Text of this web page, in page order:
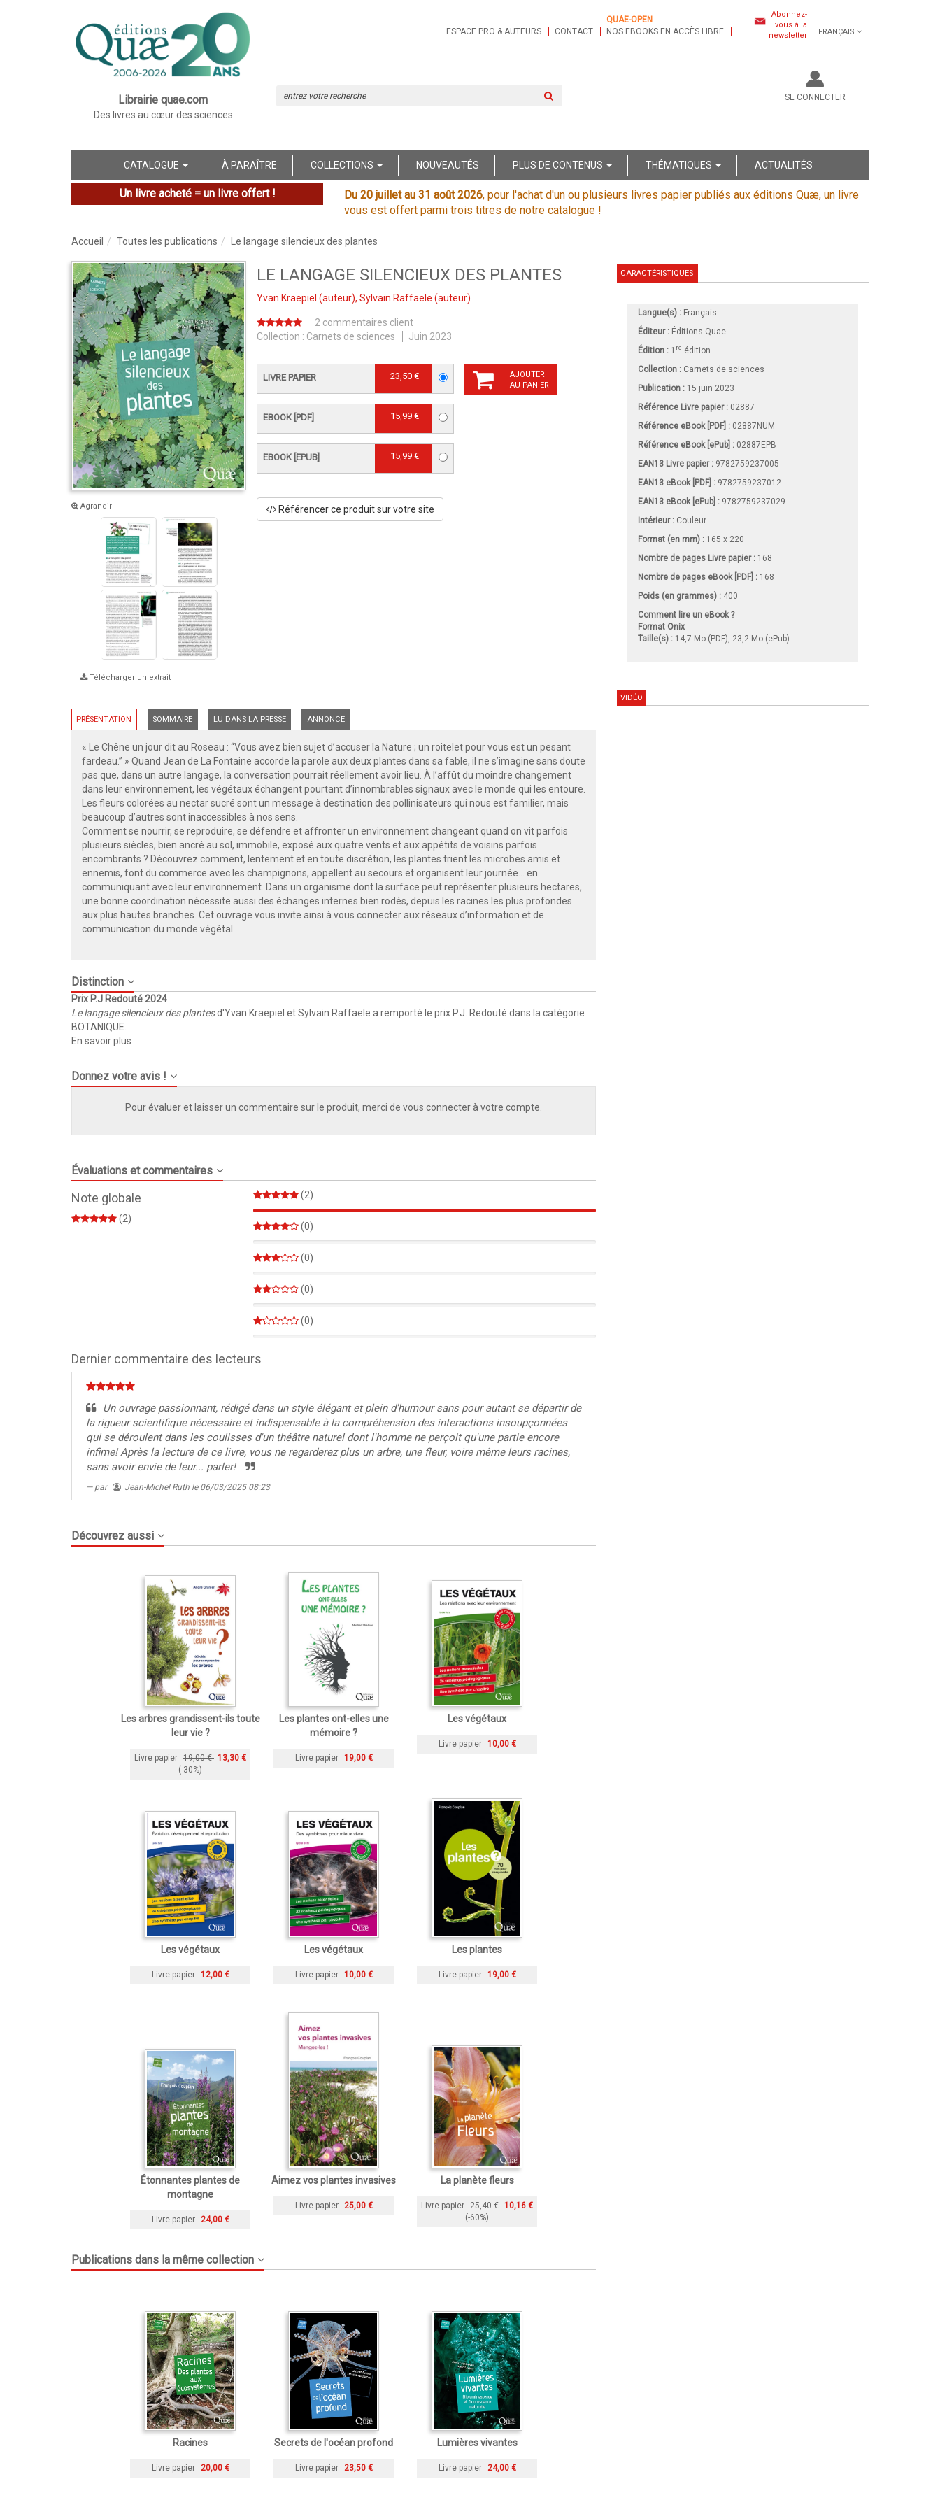
Librairie quae.com
Des livres au cœur des sciences
ESPACE PRO & AUTEURS CONTACT
QUAE-OPEN
NOS EBOOKS EN ACCÈS LIBRE
Abonnez-
vous à la
newsletter
FRANÇAIS
SE CONNECTER
CATALOGUE À PARAÎTRE COLLECTIONS NOUVEAUTÉS PLUS DE CONTENUS THÉMATIQUES ACTUALITÉS
Un livre acheté = un livre offert ! Du 20 juillet au 31 août 2026, pour l'achat d'un ou plusieurs livres papier publiés aux éditions Quæ, un livre
vous est offert parmi trois titres de notre catalogue !
Accueil Toutes les publications Le langage silencieux des plantes
Agrandir
Télécharger un extrait
LE LANGAGE SILENCIEUX DES PLANTES
Yvan Kraepiel (auteur), Sylvain Raffaele (auteur)
2 commentaires client
Collection : Carnets de sciences Juin 2023
LIVRE PAPIER 23,50 €
EBOOK [PDF] 15,99 €
EBOOK [EPUB] 15,99 €
AJOUTER
AU PANIER
Référencer ce produit sur votre site
PRÉSENTATION SOMMAIRE LU DANS LA PRESSE ANNONCE
« Le Chêne un jour dit au Roseau : “Vous avez bien sujet d’accuser la Nature ; un roitelet pour vous est un pesant
fardeau.” » Quand Jean de La Fontaine accorde la parole aux deux plantes dans sa fable, il ne s’imagine sans doute
pas que, dans un autre langage, la conversation pourrait réellement avoir lieu. À l’affût du moindre changement
dans leur environnement, les végétaux échangent pourtant d’innombrables signaux avec le monde qui les entoure.
Les fleurs colorées au nectar sucré sont un message à destination des pollinisateurs qui nous est familier, mais
beaucoup d’autres sont inaccessibles à nos sens.
Comment se nourrir, se reproduire, se défendre et affronter un environnement changeant quand on vit parfois
plusieurs siècles, bien ancré au sol, immobile, exposé aux quatre vents et aux appétits de voisins parfois
encombrants ? Découvrez comment, lentement et en toute discrétion, les plantes trient les microbes amis et
ennemis, font du commerce avec les champignons, appellent au secours et organisent leur journée… en
communiquant avec leur environnement. Dans un organisme dont la surface peut représenter plusieurs hectares,
une bonne coordination nécessite aussi des échanges internes bien rodés, depuis les racines les plus profondes
aux plus hautes branches. Cet ouvrage vous invite ainsi à vous connecter aux réseaux d’information et de
communication du monde végétal.
Distinction
Prix P.J Redouté 2024
Le langage silencieux des plantesd'Yvan Kraepiel et Sylvain Raffaele a remporté le prix P.J. Redouté dans la catégorie
BOTANIQUE.
En savoir plus
Donnez votre avis !
Pour évaluer et laisser un commentaire sur le produit, merci de vous connecter à votre compte.
Évaluations et commentaires
Note globale
(2)
(2)
100%
(0)
(0)
(0)
(0)
Dernier commentaire des lecteurs
Un ouvrage passionnant, rédigé dans un style élégant et plein d'humour sans pour autant se départir de
la rigueur scientifique nécessaire et indispensable à la compréhension des interactions insoupçonnées
qui se déroulent dans les coulisses d'un théâtre naturel dont l'homme ne perçoit qu'une partie encore
infime! Après la lecture de ce livre, vous ne regarderez plus un arbre, une fleur, voire même leurs racines,
sans avoir envie de leur... parler!
par Jean-Michel Ruth le 06/03/2025 08:23
Découvrez aussi
Les arbres grandissent-ils toute
leur vie ?
Livre papier 19,00 € 13,30 €
(-30%)
Les plantes ont-elles une
mémoire ?
Livre papier 19,00 €
Les végétaux
Livre papier 10,00 €
Les végétaux
Livre papier 12,00 €
Les végétaux
Livre papier 10,00 €
Les plantes
Livre papier 19,00 €
Étonnantes plantes de
montagne
Livre papier 24,00 €
Aimez vos plantes invasives
Livre papier 25,00 €
La planète fleurs
Livre papier 25,40 € 10,16 €
(-60%)
Publications dans la même collection
Racines
Livre papier 20,00 €
Secrets de l'océan profond
Livre papier 23,50 €
Lumières vivantes
Livre papier 24,00 €
CARACTÉRISTIQUES
Langue(s) : Français
Éditeur : Éditions Quae
Édition : 1 re édition
Collection : Carnets de sciences
Publication : 15 juin 2023
Référence Livre papier : 02887
Référence eBook [PDF] : 02887NUM
Référence eBook [ePub] : 02887EPB
EAN13 Livre papier : 9782759237005
EAN13 eBook [PDF] : 9782759237012
EAN13 eBook [ePub] : 9782759237029
Intérieur : Couleur
Format (en mm) : 165 x 220
Nombre de pages Livre papier: 168
Nombre de pages eBook [PDF] : 168
Poids (en grammes) : 400
Comment lire un eBook ?
Format Onix
Taille(s) : 14,7 Mo (PDF), 23,2 Mo (ePub)
VIDÉO